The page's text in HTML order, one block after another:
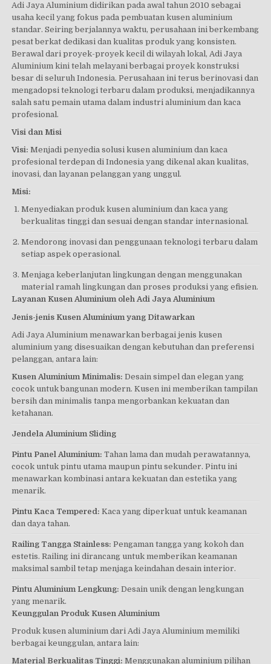
Adi Jaya Aluminium didirikan pada awal tahun 2010 sebagai
usaha kecil yang fokus pada pembuatan kusen aluminium
standar. Seiring berjalannya waktu, perusahaan ini berkembang
pesat berkat dedikasi dan kualitas produk yang konsisten.
Berawal dari proyek-proyek kecil di wilayah lokal, Adi Jaya
Aluminium kini telah melayani berbagai proyek konstruksi
besar di seluruh Indonesia. Perusahaan ini terus berinovasi dan
mengadopsi teknologi terbaru dalam produksi, menjadikannya
salah satu pemain utama dalam industri aluminium dan kaca
profesional.
Visi dan Misi
Visi: Menjadi penyedia solusi kusen aluminium dan kaca
profesional terdepan di Indonesia yang dikenal akan kualitas,
inovasi, dan layanan pelanggan yang unggul.
Misi:
Menyediakan produk kusen aluminium dan kaca yang
berkualitas tinggi dan sesuai dengan standar internasional.
Mendorong inovasi dan penggunaan teknologi terbaru dalam
setiap aspek operasional.
Menjaga keberlanjutan lingkungan dengan menggunakan
material ramah lingkungan dan proses produksi yang efisien.
Layanan Kusen Aluminium oleh Adi Jaya Aluminium
Jenis-jenis Kusen Aluminium yang Ditawarkan
Adi Jaya Aluminium menawarkan berbagai jenis kusen
aluminium yang disesuaikan dengan kebutuhan dan preferensi
pelanggan, antara lain:
Kusen Aluminium Minimalis: Desain simpel dan elegan yang
cocok untuk bangunan modern. Kusen ini memberikan tampilan
bersih dan minimalis tanpa mengorbankan kekuatan dan
ketahanan.
Jendela Aluminium Sliding
Pintu Panel Aluminium: Tahan lama dan mudah perawatannya,
cocok untuk pintu utama maupun pintu sekunder. Pintu ini
menawarkan kombinasi antara kekuatan dan estetika yang
menarik.
Pintu Kaca Tempered: Kaca yang diperkuat untuk keamanan
dan daya tahan.
Railing Tangga Stainless: Pengaman tangga yang kokoh dan
estetis. Railing ini dirancang untuk memberikan keamanan
maksimal sambil tetap menjaga keindahan desain interior.
Pintu Aluminium Lengkung: Desain unik dengan lengkungan
yang menarik.
Keunggulan Produk Kusen Aluminium
Produk kusen aluminium dari Adi Jaya Aluminium memiliki
berbagai keunggulan, antara lain:
Material Berkualitas Tinggi: Menggunakan aluminium pilihan